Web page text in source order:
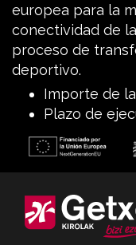
europea para la
conectividad de
proceso de
deportivo.
Importe de
Plazo de